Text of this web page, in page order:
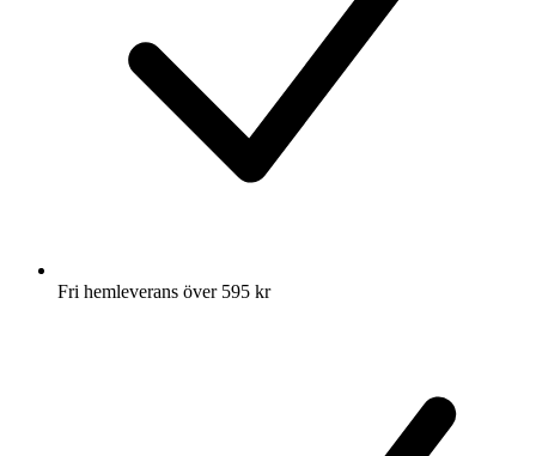
Fri hemleverans över 595 kr